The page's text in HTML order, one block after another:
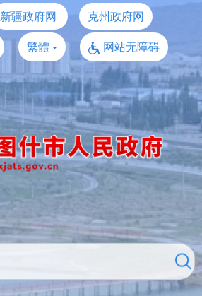
新疆政府网
克州政府网
繁體 网站无障碍